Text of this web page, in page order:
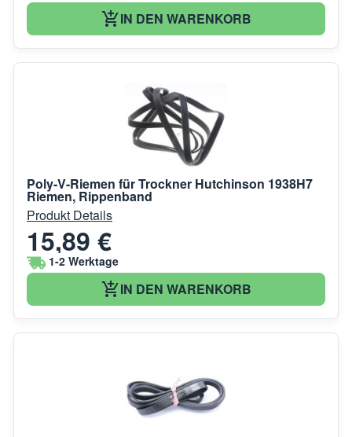
IN DEN WARENKORB
Poly-V-Riemen für Trockner Hutchinson 1938H7
Riemen, Rippenband
Produkt Details
15,89 €
1-2 Werktage
IN DEN WARENKORB